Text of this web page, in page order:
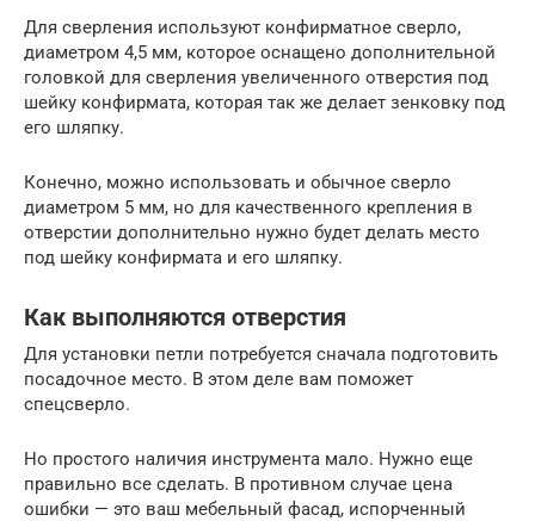
Для сверления используют конфирматное сверло,
диаметром 4,5 мм, которое оснащено дополнительной
головкой для сверления увеличенного отверстия под
шейку конфирмата, которая так же делает зенковку под
его шляпку.
Конечно, можно использовать и обычное сверло
диаметром 5 мм, но для качественного крепления в
отверстии дополнительно нужно будет делать место
под шейку конфирмата и его шляпку.
Как выполняются отверстия
Для установки петли потребуется сначала подготовить
посадочное место. В этом деле вам поможет
спецсверло.
Но простого наличия инструмента мало. Нужно еще
правильно все сделать. В противном случае цена
ошибки — это ваш мебельный фасад, испорченный